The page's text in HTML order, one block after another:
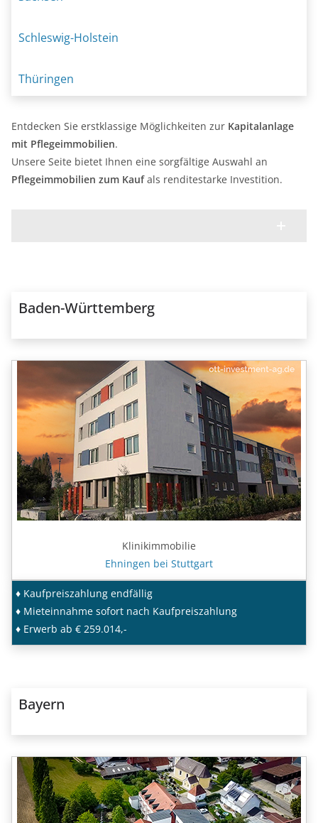
Schleswig-Holstein
Thüringen
Entdecken Sie erstklassige Möglichkeiten zur Kapitalanlage
mit Pflegeimmobilien.
Unsere Seite bietet Ihnen eine sorgfältige Auswahl an
Pflegeimmobilien zum Kaufals renditestarke Investition.
Baden-Württemberg
Klinikimmobilie
Ehningen bei Stuttgart
♦ Kaufpreiszahlung endfällig
♦ Mieteinnahme sofort nach Kaufpreiszahlung
♦ Erwerb ab € 259.014,-
Bayern